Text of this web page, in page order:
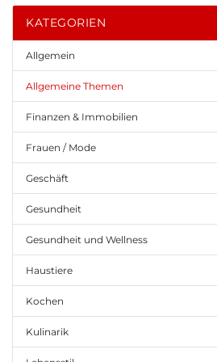
KATEGORIEN
Allgemein
Allgemeine Themen
Finanzen & Immobilien
Frauen / Mode
Geschäft
Gesundheit
Gesundheit und Wellness
Haustiere
Kochen
Kulinarik